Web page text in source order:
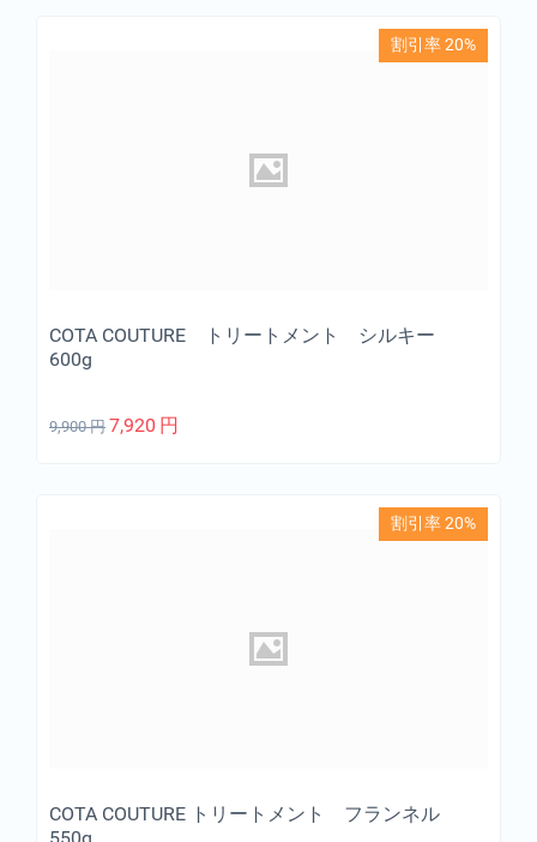
割引率 20%
COTA COUTURE トリートメント シルキー
600g
9,900 円 7,920 円
割引率 20%
COTA COUTURE トリートメント フランネル